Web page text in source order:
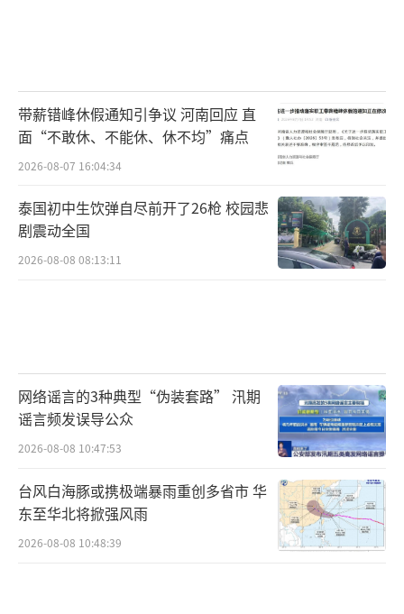
带薪错峰休假通知引争议 河南回应 直
面“不敢休、不能休、休不均”痛点
2026-08-07 16:04:34
泰国初中生饮弹自尽前开了26枪 校园悲
剧震动全国
2026-08-08 08:13:11
网络谣言的3种典型“伪装套路” 汛期
谣言频发误导公众
2026-08-08 10:47:53
台风白海豚或携极端暴雨重创多省市 华
东至华北将掀强风雨
2026-08-08 10:48:39